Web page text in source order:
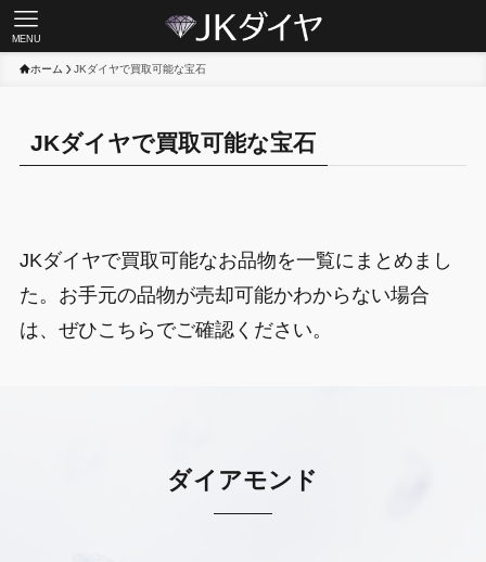
MENU
ホーム JKダイヤで買取可能な宝石
JKダイヤで買取可能な宝石
JKダイヤで買取可能なお品物を一覧にまとめまし
た。お手元の品物が売却可能かわからない場合
は、ぜひこちらでご確認ください。
ダイアモンド